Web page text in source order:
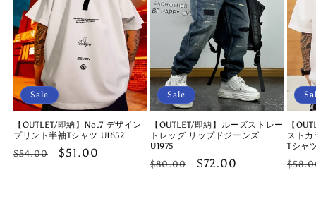
Sale
【OUTLET/即納】No.7 デザイン
プリント半袖Tシャツ U1652
Regular
$54.00
Sale
$51.00
Sale
【OUTLET/即納】ルーズストレー
トレッグ リップドジーンズ
U1975
Regular
$80.00
Sale
$72.00
【
スト
Tシャ